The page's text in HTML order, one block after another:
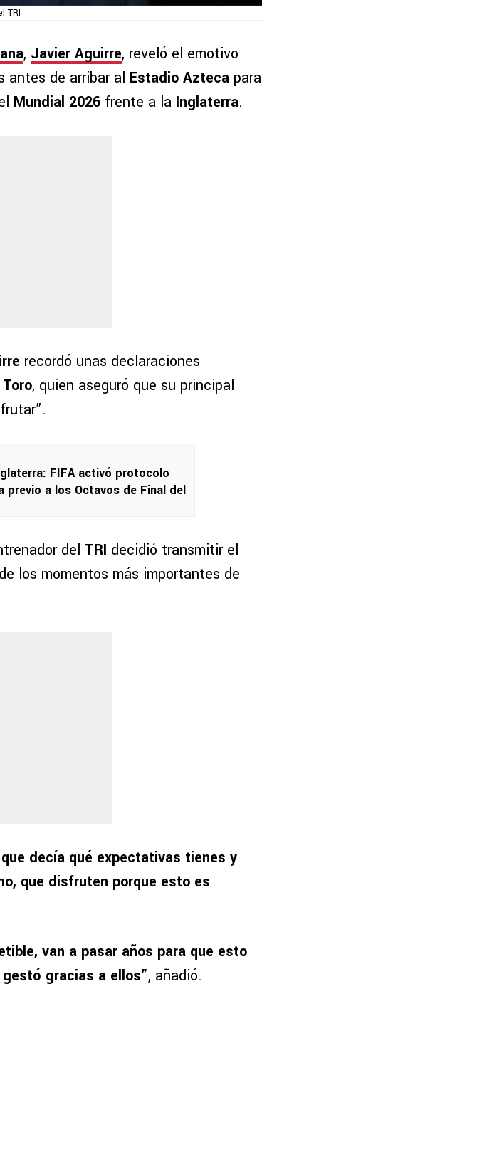
TRI
, Javier Aguirre, reveló el emotivo
antes de arribar al Estadio Azteca para
Mundial 2026 frente a la Inglaterra.
recordó unas declaraciones
, quien aseguró que su principal
FIFA activó protocolo
a los Octavos de Final del
del TRI decidió transmitir el
los momentos más importantes de
decía qué expectativas tienes y
que disfruten porque esto es
van a pasar años para que esto
gracias a ellos”, añadió.